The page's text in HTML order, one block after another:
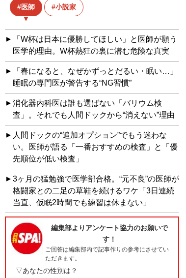
医師 小説家
「W杯は日本に優勝してほしい」と医師が願う
医学的理由。W杯熱狂の裏に潜む危険な真実
「春になると、なぜかずっとだるい・眠い…」
睡眠の専門医が警告する“NG習慣”
消化器内科医は誰も選ばない「バリウム検
査」。それでも人間ドックから“消えない”理由
人間ドックの“追加オプション”でもう迷わな
い。医師が語る「一番おすすめの検査」と「優
先順位が低い検査」
3ヶ月の猛勉強で医学部合格。“元不良”の医師が
格闘家との二足の草鞋を続けるワケ「3日連続
当直、仮眠2時間でも練習は休まない」